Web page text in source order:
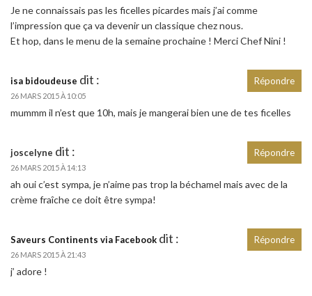
Je ne connaissais pas les ficelles picardes mais j’ai comme
l’impression que ça va devenir un classique chez nous.
Et hop, dans le menu de la semaine prochaine ! Merci Chef Nini !
isa bidoudeuse dit :
26 MARS 2015 À 10:05
mummm il n’est que 10h, mais je mangerai bien une de tes ficelles
Répondre
joscelyne dit :
26 MARS 2015 À 14:13
ah oui c’est sympa, je n’aime pas trop la béchamel mais avec de la
crème fraîche ce doit être sympa!
Répondre
Saveurs Continents via Facebook dit :
26 MARS 2015 À 21:43
j’ adore !
Répondre